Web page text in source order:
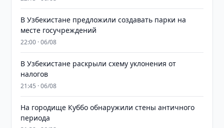
В Узбекистане предложили создавать парки на
месте госучреждений
22:00 · 06/08
В Узбекистане раскрыли схему уклонения от
налогов
21:45 · 06/08
На городище Куббо обнаружили стены античного
периода